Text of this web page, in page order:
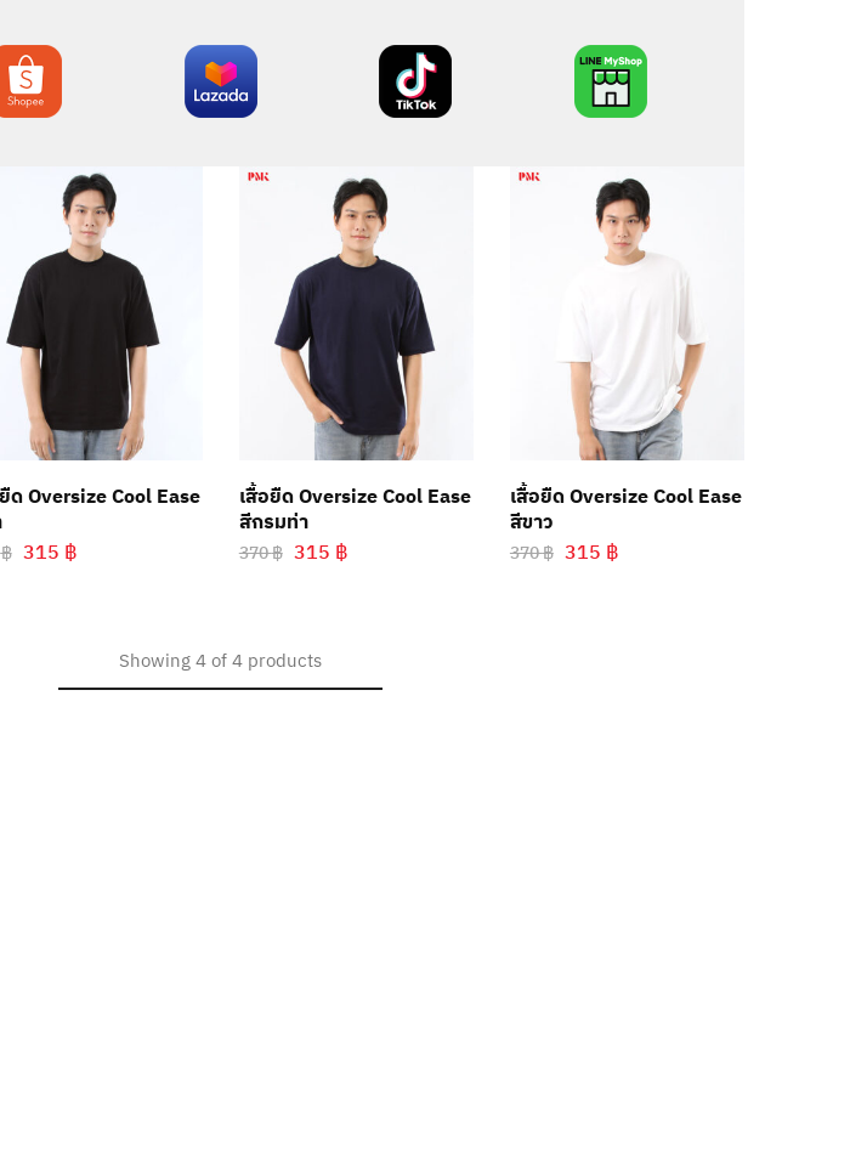
ด Oversize Cool Ease
฿ 315 ฿
เสื้อยืด Oversize Cool Ease
สีกรมท่า
370฿ 315 ฿
เสื้อยืด Oversize Cool Ease
สีขาว
370฿ 315 ฿
Showing4of4 products